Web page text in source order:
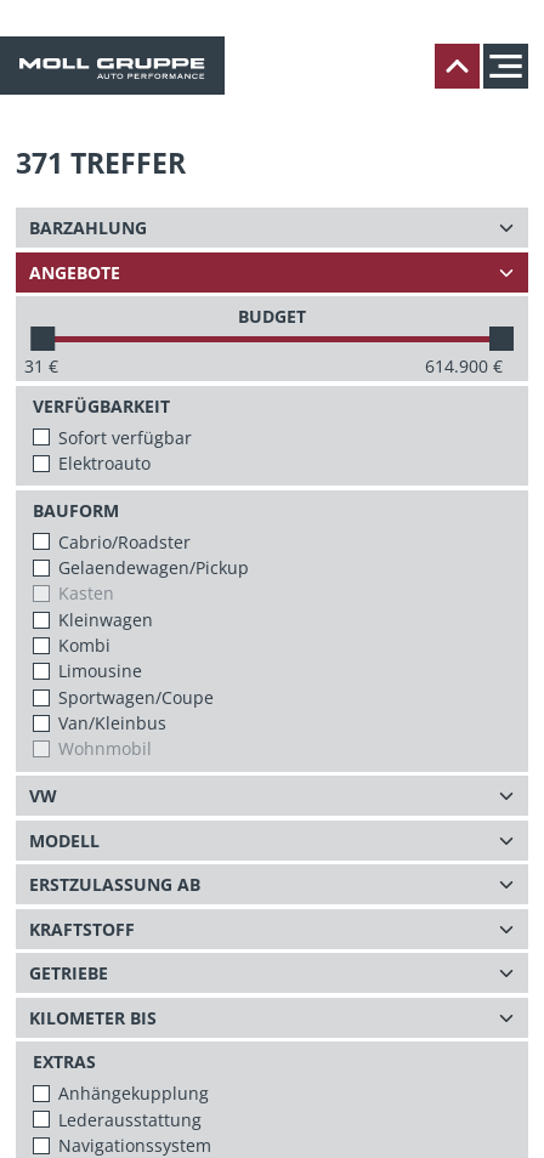
371TREFFER
BUDGET
31 € 614.900€
VERFÜGBARKEIT
Sofort verfügbar
Elektroauto
BAUFORM
Cabrio/Roadster
Gelaendewagen/Pickup
Kasten
Kleinwagen
Kombi
Limousine
Sportwagen/Coupe
Van/Kleinbus
Wohnmobil
EXTRAS
Anhängekupplung
Lederausstattung
Navigationssystem